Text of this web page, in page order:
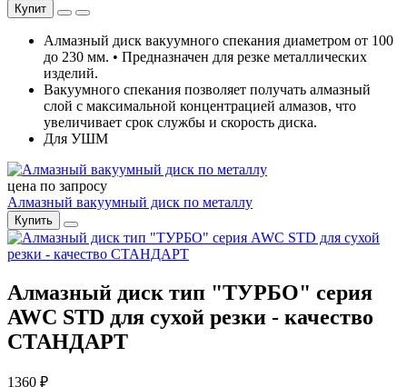
Купит
Алмазный диск вакуумного спекания диаметром от 100
до 230 мм. • Предназначен для резке металлических
изделий.
Вакуумного спекания позволяет получать алмазный
слой с максимальной концентрацией алмазов, что
увеличивает срок службы и скорость диска.
Для УШМ
цена по запросу
Алмазный вакуумный диск по металлу
Купить
Алмазный диск тип "ТУРБО" серия
AWC STD для сухой резки - качество
СТАНДАРТ
1360 ₽